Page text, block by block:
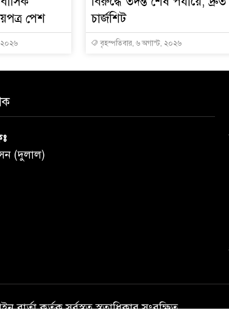
পেশ
২০২৬
চার্জশিট
বৃহস্পতিবার, ৬ অগাস্ট, ২০২৬
(দুলাল)
কর্তৃক সর্বস্বত্ব স্বত্বাধিকার সংরক্ষিত